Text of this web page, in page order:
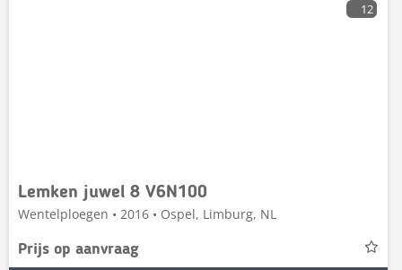
12
Lemken juwel 8 V6N100
Wentelploegen • 2016 • Ospel, Limburg, NL
Prijs op aanvraag